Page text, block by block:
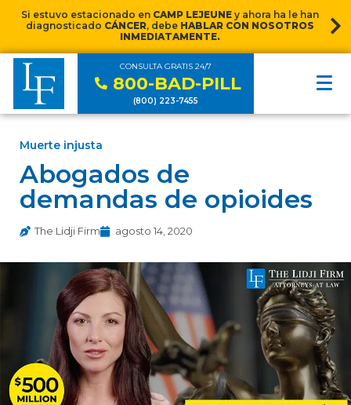
Si estuvo estacionado en CAMP LEJEUNEy ahora ha le han
diagnosticado CÁNCER, debe HABLAR CON NOSOTROS
INMEDIATAMENTE.
CONSULTA GRATIS 24/7
800-BAD-PILL
(800) 223-7455
Muerte injusta
Abogados de
demandas de opioides
The Lidji Firm agosto 14, 2020